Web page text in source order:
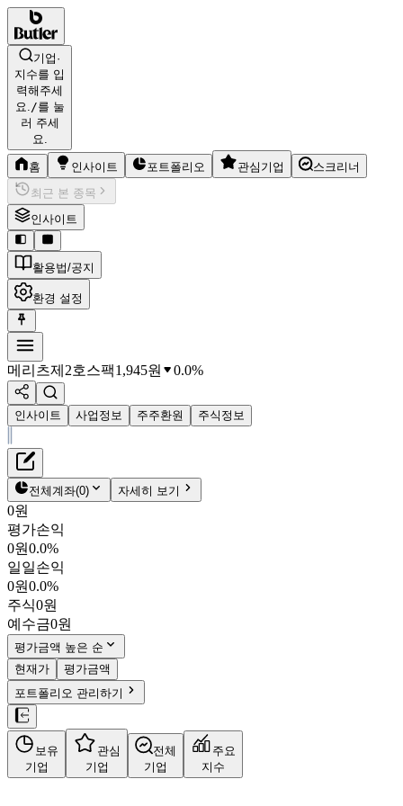
기업·
지수를 입
력해주세
요./를 눌
러 주세
요.
홈 인사이트 포트폴리오 관심기업
스크리너
최근 본 종목
인사이트
활용법/공지
환경 설정
메리츠제2호스팩1,945원 0.0%
인사이트 사업정보 주주환원 주식정보
재무정보
주주환원
주식정보
전체계좌(0) 자세히 보기
0원
평가손익
0원0.0%
일일손익
0원0.0%
주식0원
예수금0원
평가금액 높은 순
현재가
평가금액
포트폴리오 관리하기
보유
기업
관심
기업
전체
기업
주요
지수